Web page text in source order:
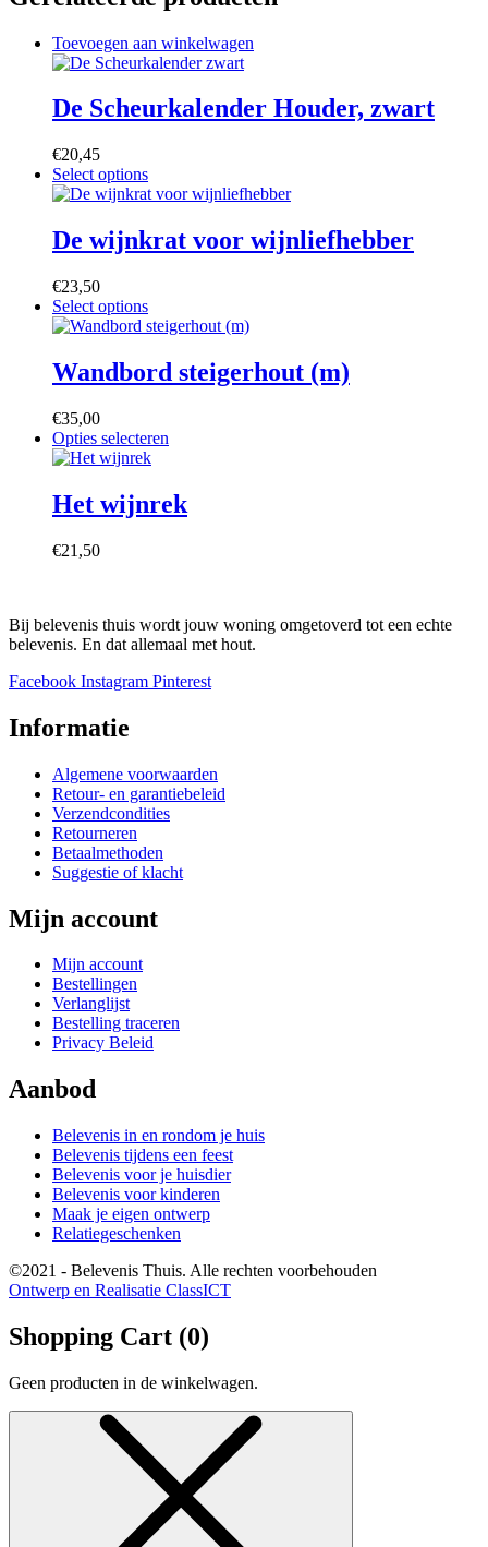
Toevoegen aan winkelwagen
De Scheurkalender Houder, zwart
€20,45
Select optionsDit
product
meerdere
variaties.
kan
gekozen
op
de
De wijnkrat voor wijnliefhebber
€23,50
Select optionsDit
product
meerdere
variaties.
kan
gekozen
op
de
Wandbord steigerhout (m)
€35,00
Opties selecteren
meerdere
variaties.
op
de
productpagina
Het wijnrek
€21,50
Bij belevenis thuis wordt jouw woning omgetoverd tot een echte
belevenis. En dat allemaal met hout.
Facebook Instagram Pinterest
Informatie
Algemene voorwaarden
Retour- en garantiebeleid
Verzendcondities
Retourneren
Betaalmethoden
Suggestie of klacht
Mijn account
Mijn account
Bestellingen
Verlanglijst
Bestelling traceren
Privacy Beleid
Aanbod
Belevenis in en rondom je huis
Belevenis tijdens een feest
Belevenis voor je huisdier
Belevenis voor kinderen
Maak je eigen ontwerp
Relatiegeschenken
©2021 - Belevenis Thuis. Alle rechten voorbehouden
Ontwerp en Realisatie ClassICT
Shopping Cart (0)
Geen producten in de winkelwagen.